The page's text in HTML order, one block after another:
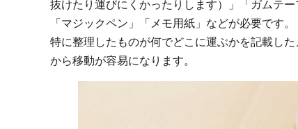
抜けたり運びにくかったりします）」「ガムテ
「マジックペン」「メモ用紙」などが必要です。
特に整理したものが何でどこに運ぶかを記載し
から移動が容易になります。